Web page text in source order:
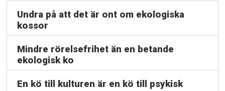
Undra på att det är ont om ekologiska
kossor
Mindre rörelsefrihet än en betande
ekologisk ko
En kö till kulturen är en kö till psykisk